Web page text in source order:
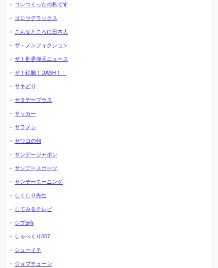
コレつくったの私です
ゴロウデラックス
こんなところに日本人
ザ・ノンフィクション
ザ！世界仰天ニュース
ザ！鉄腕！DASH！！
サキどり
サタデープラス
サッカー
サラメシ
サワコの朝
サンデージャポン
サンデースポーツ
サンデーモーニング
しくじり先生
してみるテレビ
シブ5時
しゃべくり007
シューイチ
ジョブチューン